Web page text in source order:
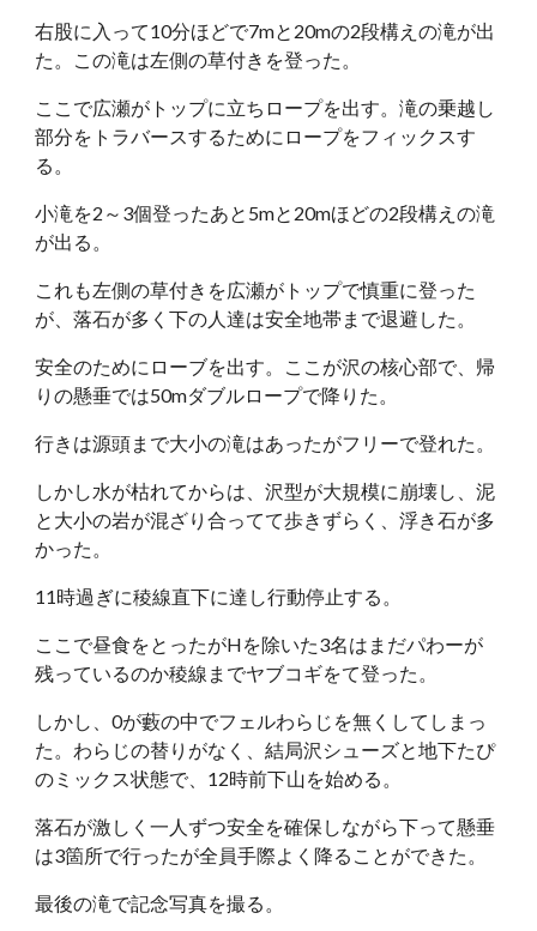
右股に入って10分ほどで7mと20mの2段構えの滝が出
た。この滝は左側の草付きを登った。
ここで広瀬がトップに立ちロープを出す。滝の乗越し
部分をトラバースするためにロープをフィックスす
る。
小滝を2～3個登ったあと5mと20mほどの2段構えの滝
が出る。
これも左側の草付きを広瀬がトップで慎重に登った
が、落石が多く下の人達は安全地帯まで退避した。
安全のためにローブを出す。ここが沢の核心部で、帰
りの懸垂では50mダブルロープで降りた。
行きは源頭まで大小の滝はあったがフリーで登れた。
しかし水が枯れてからは、沢型が大規模に崩壊し、泥
と大小の岩が混ざり合ってて歩きずらく、浮き石が多
かった。
11時過ぎに稜線直下に達し行動停止する。
ここで昼食をとったがHを除いた3名はまだパわーが
残っているのか稜線までヤブコギをて登った。
しかし、0が藪の中でフェルわらじを無くしてしまっ
た。わらじの替りがなく、結局沢シューズと地下たぴ
のミックス状態で、12時前下山を始める。
落石が激しく一人ずつ安全を確保しながら下って懸垂
は3箇所で行ったが全員手際よく降ることができた。
最後の滝で記念写真を撮る。